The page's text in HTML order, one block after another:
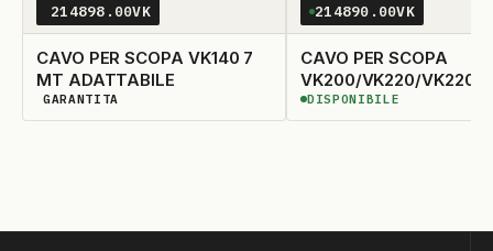
214898.00VK
CAVO PER SCOPA VK140 7
MT ADATTABILE
DISPONIBILITÀ GARANTITA
GARANTITA
214890.00VK
CAVO PER SCOPA
VK200/VK220/VK220S
ADATTABILE
DISPONIBILE
DISPONIBILE